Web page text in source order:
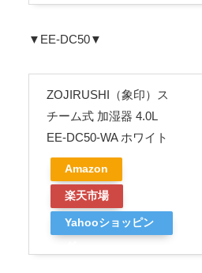
▼EE-DC50▼
ZOJIRUSHI（象印）ス
チーム式 加湿器 4.0L
EE-DC50-WA ホワイト
Amazon
楽天市場
Yahooショッピン